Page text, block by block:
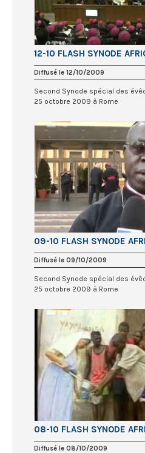
12-10 FLASH SYNODE
Diffusé le 12/10/2009
Second Synode spécial des
25 octobre 2009 à Rome
09-10 FLASH SYNODE
Diffusé le 09/10/2009
Second Synode spécial des
25 octobre 2009 à Rome
08-10 FLASH SYNODE
Diffusé le 08/10/2009